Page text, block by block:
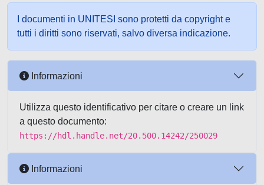
I documenti in UNITESI sono protetti da copyright e
tutti i diritti sono riservati, salvo diversa indicazione.
Informazioni
Utilizza questo identificativo per citare o creare un link
a questo documento:
https://hdl.handle.net/20.500.14242/250029
Informazioni